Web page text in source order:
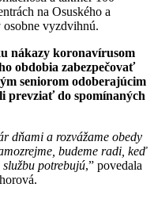
na Osuského a
vyzdvihnú.
nákazy koronavírusom
obdobia zabezpečovať
seniorom odoberajúcim
prevziať do spomínaných
dňami a rozvážame obedy
budeme radi, keď
potrebujú,” povedala